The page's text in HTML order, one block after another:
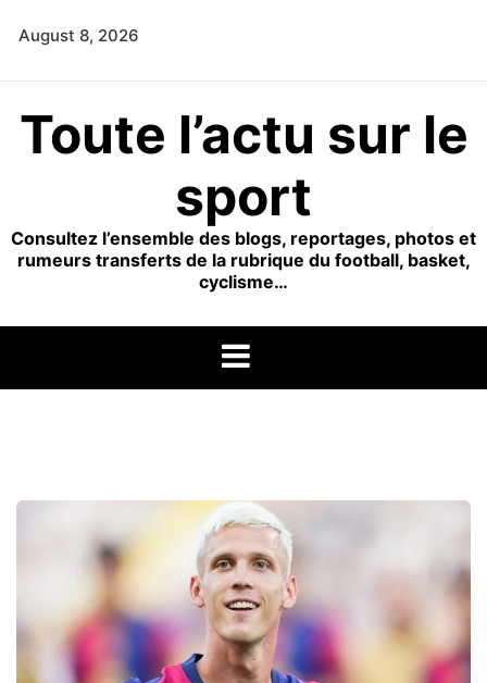
August 8, 2026
Toute l’actu sur le
sport
Consultez l’ensemble des blogs, reportages, photos et
rumeurs transferts de la rubrique du football, basket,
cyclisme…